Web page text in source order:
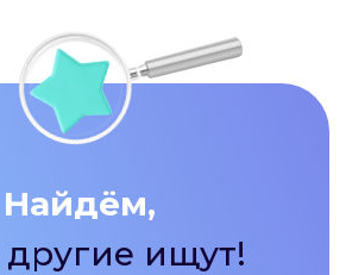
Найдём,
другие ищут!